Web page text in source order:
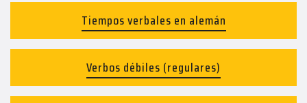
Tiempos verbales en alemán
Verbos débiles (regulares)